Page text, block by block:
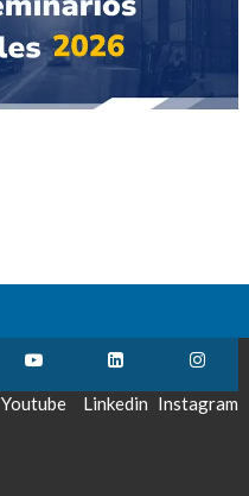
Youtube Linkedin Instagram